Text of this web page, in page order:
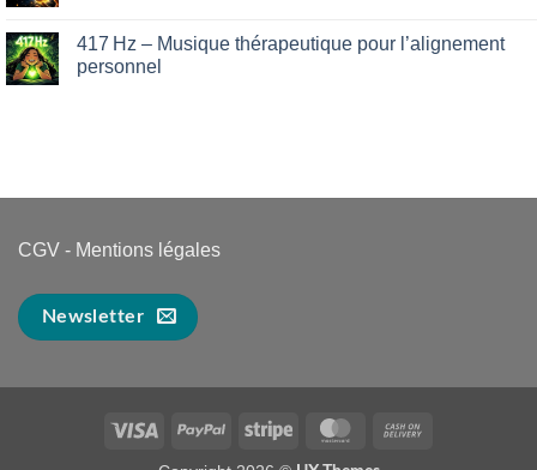
votre
foie
essaie
Maîtriser
les
runes
417 Hz – Musique thérapeutique pour l’alignement
personnel
pour
CGV - Mentions légales
Newsletter
Visa PayPal Stripe MasterCard